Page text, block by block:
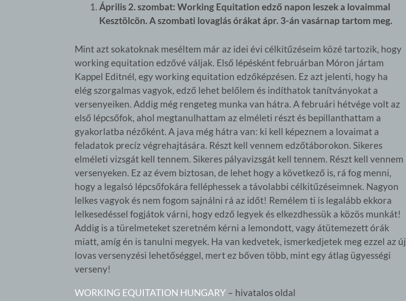
Április 2. szombat: Working Equitation edző napon leszek a lovaimmal
Kesztölcön. A szombati lovaglás órákat ápr. 3-án vasárnap tartom meg.
Mint azt sokatoknak meséltem már az idei évi célkitűzéseim közé tartozik, hogy
working equitation edzővé váljak. Első lépésként februárban Móron jártam
Kappel Editnél, egy working equitation edzőképzésen. Ez azt jelenti, hogy ha
elég szorgalmas vagyok, edző lehet belőlem és indíthatok tanítványokat a
versenyeiken. Addig még rengeteg munka van hátra. A februári hétvége volt az
első lépcsőfok, ahol megtanulhattam az elméleti részt és bepillanthattam a
gyakorlatba nézőként. A java még hátra van: ki kell képeznem a lovaimat a
feladatok precíz végrehajtására. Részt kell vennem edzőtáborokon. Sikeres
elméleti vizsgát kell tennem. Sikeres pályavizsgát kell tennem. Részt kell vennem
versenyeken. Ez az évem biztosan, de lehet hogy a következő is, rá fog menni,
hogy a legalsó lépcsőfokára felléphessek a távolabbi célkitűzéseimnek. Nagyon
lelkes vagyok és nem fogom sajnálni rá az időt! Remélem ti is legalább ekkora
lelkesedéssel fogjátok várni, hogy edző legyek és elkezdhessük a közös munkát!
Addig is a türelmeteket szeretném kérni a lemondott, vagy átütemezett órák
miatt, amíg én is tanulni megyek. Ha van kedvetek, ismerkedjetek meg ezzel az új
lovas versenyzési lehetőséggel, mert ez bőven több, mint egy átlag ügyességi
verseny!
WORKING EQUITATION HUNGARY – hivatalos oldal